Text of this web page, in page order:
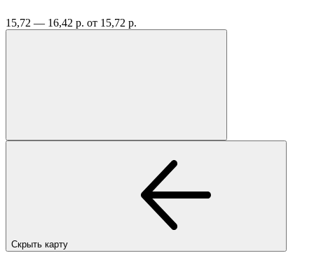
15,72 — 16,42 р. от 15,72 р.
Скрыть карту